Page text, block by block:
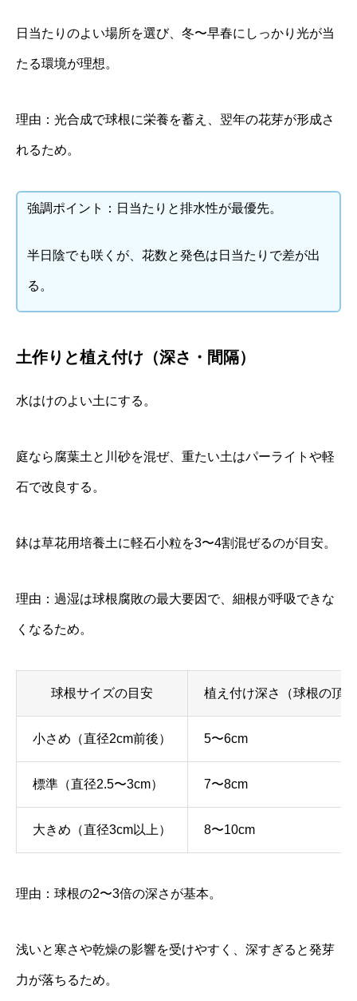
日当たりのよい場所を選び、冬〜早春にしっかり光が当
たる環境が理想。
理由：光合成で球根に栄養を蓄え、翌年の花芽が形成さ
れるため。
強調ポイント：日当たりと排水性が最優先。
半日陰でも咲くが、花数と発色は日当たりで差が出
る。
土作りと植え付け（深さ・間隔）
水はけのよい土にする。
庭なら腐葉土と川砂を混ぜ、重たい土はパーライトや軽
石で改良する。
鉢は草花用培養土に軽石小粒を3〜4割混ぜるのが目安。
理由：過湿は球根腐敗の最大要因で、細根が呼吸できな
くなるため。
球根サイズの目安 植え付け深さ（球根の頂
小さめ（直径2cm前後） 5〜6cm
標準（直径2.5〜3cm） 7〜8cm
大きめ（直径3cm以上） 8〜10cm
理由：球根の2〜3倍の深さが基本。
浅いと寒さや乾燥の影響を受けやすく、深すぎると発芽
力が落ちるため。